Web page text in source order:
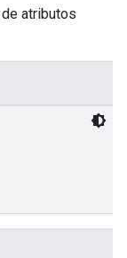
atributos